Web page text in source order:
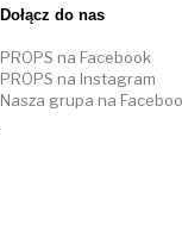
Dołącz do nas
PROPS na Facebook
PROPS na Instagram
Nasza grupa na